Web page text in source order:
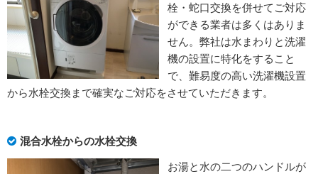
栓・蛇口交換を併せてご対応
ができる業者は多くはありま
せん。弊社は水まわりと洗濯
機の設置に特化をすること
で、難易度の高い洗濯機設置
から水栓交換まで確実なご対応をさせていただきます。
混合水栓からの水栓交換
お湯と水の二つのハンドルが